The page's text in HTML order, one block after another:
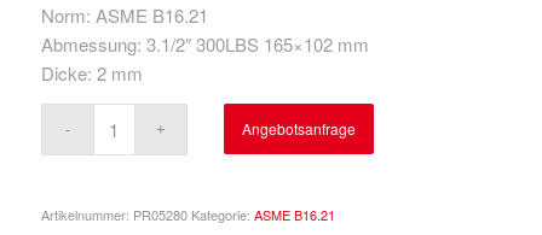
Norm: ASME B16.21
Abmessung: 3.1/2″ 300LBS 165×102 mm
Dicke: 2 mm
Angebotsanfrage
Artikelnummer: PR05280 Kategorie: ASME B16.21